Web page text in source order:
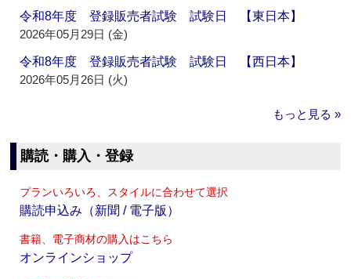
令和8年度 登録販売者試験 試験日 【東日本】
2026年05月29日 (金)
令和8年度 登録販売者試験 試験日 【西日本】
2026年05月26日 (火)
もっと見る »
購読・購入・登録
プランいろいろ、スタイルに合わせて選択
購読申込み（新聞 / 電子版）
書籍、電子商材の購入はこちら
オンラインショップ